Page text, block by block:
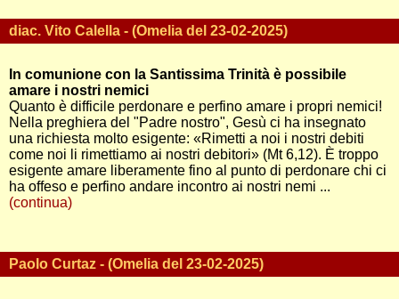
diac. Vito Calella - (Omelia del 23-02-2025)
In comunione con la Santissima Trinità è possibile
amare i nostri nemici
Quanto è difficile perdonare e perfino amare i propri nemici!
Nella preghiera del "Padre nostro", Gesù ci ha insegnato
una richiesta molto esigente: «Rimetti a noi i nostri debiti
come noi li rimettiamo ai nostri debitori» (Mt 6,12). È troppo
esigente amare liberamente fino al punto di perdonare chi ci
ha offeso e perfino andare incontro ai nostri nemi ...
(continua)
Paolo Curtaz - (Omelia del 23-02-2025)